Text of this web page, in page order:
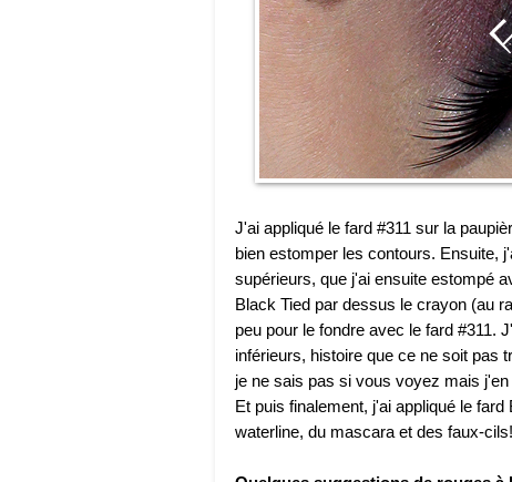
J'ai appliqué le fard #311 sur la
bien estomper les contours. Ensuite,
supérieurs, que j'ai ensuite estompé
Black Tied par dessus le crayon (au
peu pour le fondre avec le fard #311.
inférieurs, histoire que ce ne soit pas
je ne sais pas si vous voyez mais
Et puis finalement, j'ai appliqué le
waterline, du mascara et des faux-cils!